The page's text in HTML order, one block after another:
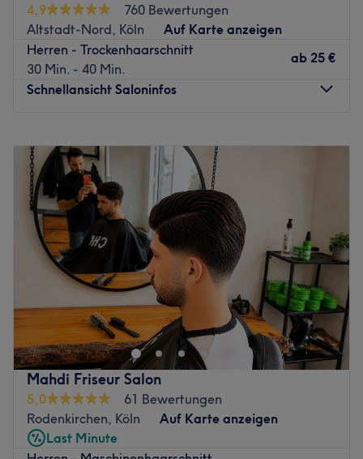
4,9
760 Bewertungen
Altstadt-Nord, Köln
Auf Karte anzeigen
Herren - Trockenhaarschnitt
30 Min. - 40 Min.
ab 25 €
Schnellansicht Saloninfos
Dienstag
Mittwoch
Donnerstag
Freitag
Samstag
10:00
18:00
Sonntag
Geschlossen
Die 2 Brudis 2.0 ist ein renommierter Coiffeur, der sich in
der pulsierenden Stadt Köln befindet. Dieser Salon ist
bekannt für seine hochwertigen Serviceleistungen und
seine engagierte Arbeit, um jedem Kunden ein
unvergleichliches Schönheitserlebnis zu bieten. Bist du
gelangweilt von deinen Haaren und brauchst eine
Veränderung? Dann ist der Salon Die 2 Brudis in der
Kölner Altstadt genau der Richtige. Nach einer
individuellen Beratung wird für dich ein neuer Schnitt
Mahdi Friseur Salon
5,0
61 Bewertungen
Rodenkirchen, Köln
Auf Karte anzeigen
Last Minute